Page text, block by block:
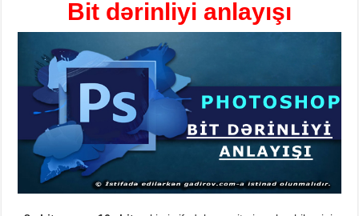
Bit dərinliyi anlayışı